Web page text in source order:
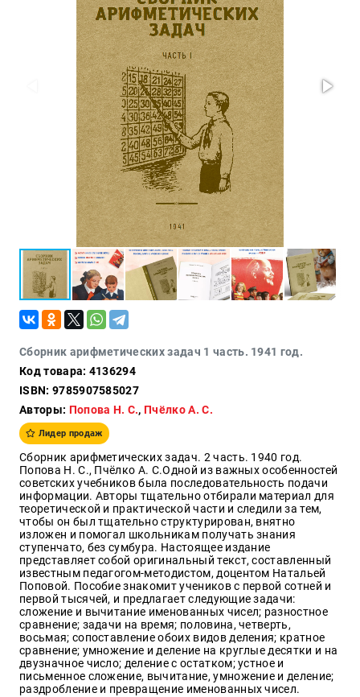
Сборник арифметических задач 1 часть. 1941 год.
Код товара: 4136294
ISBN: 9785907585027
Авторы: Попова Н. С., Пчёлко А. С.
Лидер продаж
Сборник арифметических задач. 2 часть. 1940 год.
Попова Н. С., Пчёлко А. С.Одной из важных особенностей
советских учебников была последовательность подачи
информации. Авторы тщательно отбирали материал для
теоретической и практической части и следили за тем,
чтобы он был тщательно структурирован, внятно
изложен и помогал школьникам получать знания
ступенчато, без сумбура. Настоящее издание
представляет собой оригинальный текст, составленный
известным педагогом-методистом, доцентом Натальей
Поповой. Пособие знакомит учеников с первой сотней и
первой тысячей, и предлагает следующие задачи:
сложение и вычитание именованных чисел; разностное
сравнение; задачи на время; половина, четверть,
восьмая; сопоставление обоих видов деления; кратное
сравнение; умножение и деление на круглые десятки и на
двузначное число; деление с остатком; устное и
письменное сложение, вычитание, умножение и деление;
раздробление и превращение именованных чисел.
Конспирология
Политика
Разведка
шпионаж
Мемуары
биографии
Учебная
литература
Фольклор
будущего
Публицистика
Коллекционные
издания
Тайное и
непознанное
Образ
жизни
Культура
и
Искусство
Поэзия
Кухня,
гастрономия,
кулинария
Оптовикам
Авторам
Контакты